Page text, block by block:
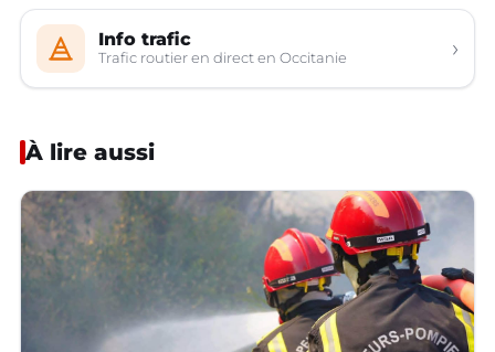
Info trafic
Trafic routier en direct en Occitanie ›
À lire aussi